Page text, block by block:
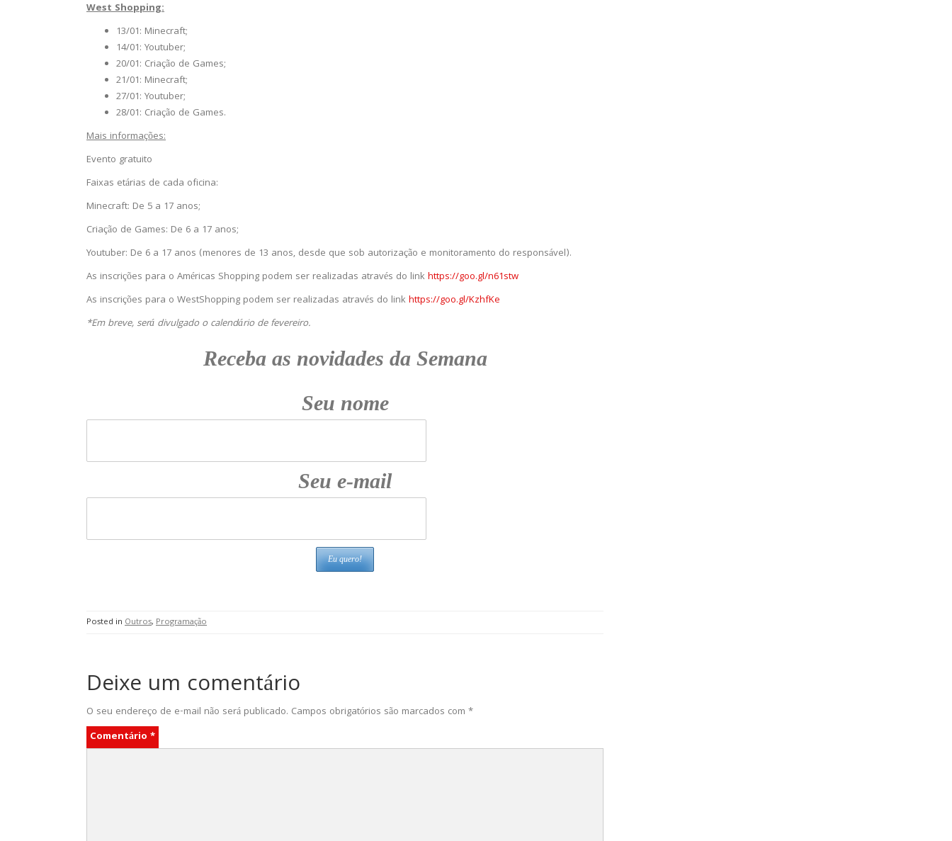
West Shopping:
13/01: Minecraft;
14/01: Youtuber;
20/01: Criação de Games;
21/01: Minecraft;
27/01: Youtuber;
28/01: Criação de Games.
Mais informações:
Evento gratuito
Faixas etárias de cada oficina:
Minecraft: De 5 a 17 anos;
Criação de Games: De 6 a 17 anos;
Youtuber: De 6 a 17 anos (menores de 13 anos, desde que sob autorização e monitoramento do responsável).
As inscrições para o Américas Shopping podem ser realizadas através do link https://goo.gl/n61stw
As inscrições para o WestShopping podem ser realizadas através do link https://goo.gl/KzhfKe
*Em breve, será divulgado o calendário de fevereiro.
Receba as novidades da Semana
Seu nome
Seu e-mail
Posted in Outros, Programação
Deixe um comentário
O seu endereço de e-mail não será publicado. Campos obrigatórios são marcados com *
Comentário *